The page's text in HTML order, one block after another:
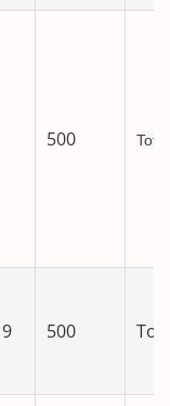
500 Tot
500 Tot